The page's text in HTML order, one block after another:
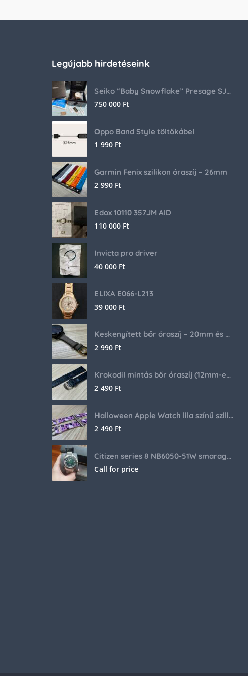
Legújabb hirdetéseink
Seiko “Baby Snowflake” Presage SJE073J1/SARA015 Limited Edition
750 000 Ft
Oppo Band Style töltőkábel
1 990 Ft
Garmin Fenix szilikon óraszíj – 26mm
2 990 Ft
Edox 10110 357JM AID
110 000 Ft
Invicta pro driver
40 000 Ft
ELIXA E066-L213
39 000 Ft
Keskenyített bőr óraszíj – 20mm és 22mm méretben
2 990 Ft
Krokodil mintás bőr óraszíj (12mm-es befogóval rendelkező órához)
2 490 Ft
Halloween Apple Watch lila színű szilikon óraszíj
2 490 Ft
Citizen series 8 NB6050-51W smaragd színű számlappal
Call for price